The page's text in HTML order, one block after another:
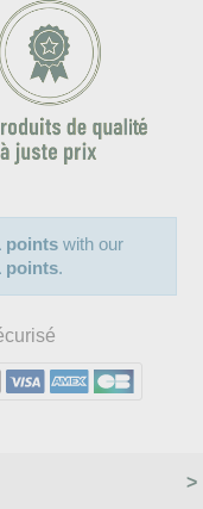
points with our
points.